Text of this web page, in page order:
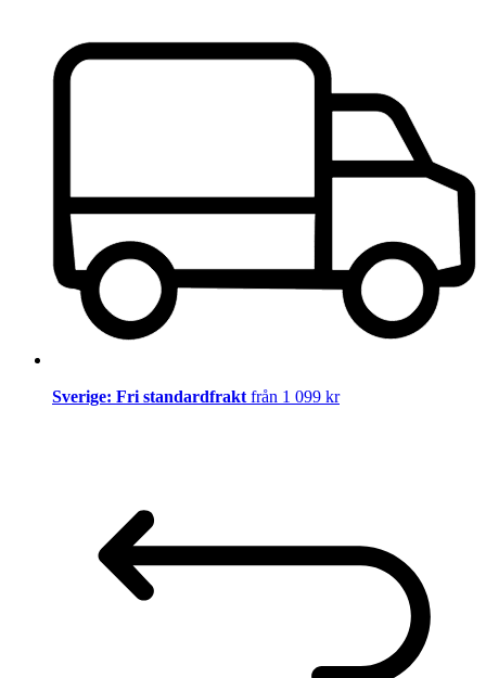
Sverige: Fri standardfrakt från 1 099 kr